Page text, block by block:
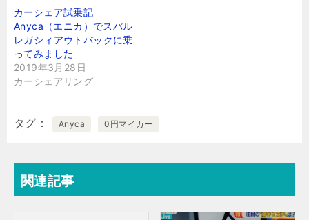
カーシェア試乗記
Anyca（エニカ）でスバル
レガシィアウトバックに乗
ってみました
2019年3月28日
カーシェアリング
タグ Anyca 0円マイカー
関連記事